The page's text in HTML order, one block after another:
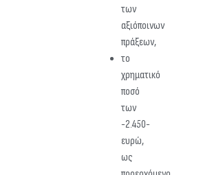
των
αξιόποινων
πράξεων,
το
χρηματικό
ποσό
των
-2.450-
ευρώ,
ως